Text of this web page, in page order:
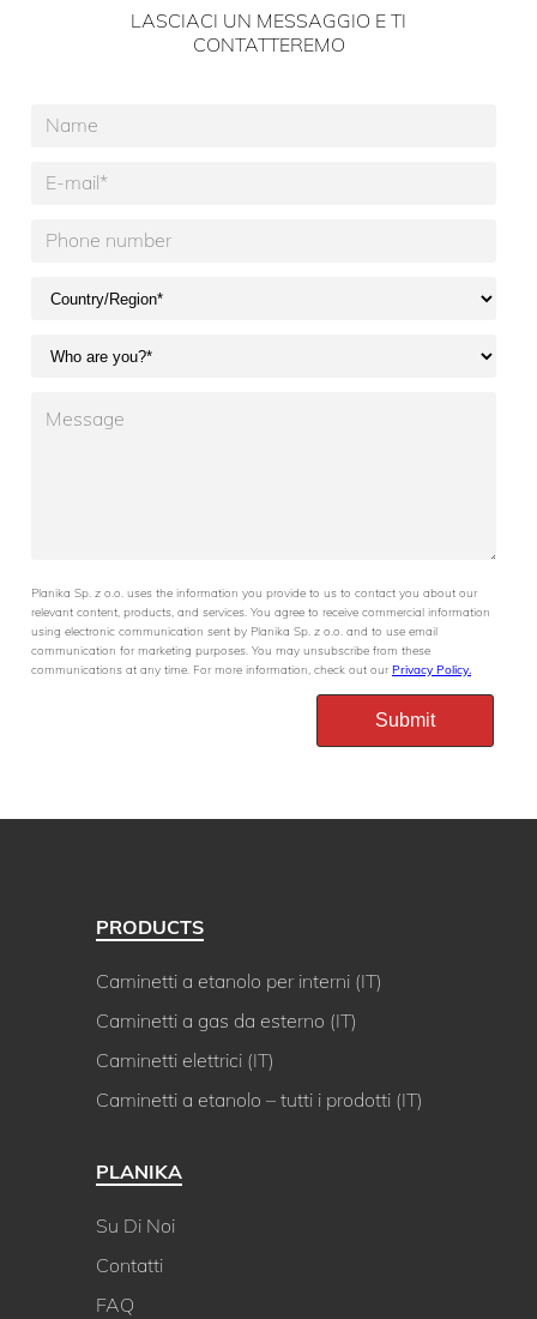
LASCIACI UN MESSAGGIO E TI
CONTATTEREMO
Planika Sp. z o.o. uses the information you provide to us to contact you about our
relevant content, products, and services. You agree to receive commercial information
using electronic communication sent by Planika Sp. z o.o. and to use email
communication for marketing purposes. You may unsubscribe from these
communications at any time. For more information, check out our Privacy Policy.
PRODUCTS
Caminetti a etanolo per interni (IT)
Caminetti a gas da esterno (IT)
Caminetti elettrici (IT)
Caminetti a etanolo – tutti i prodotti (IT)
PLANIKA
Su Di Noi
Contatti
FAQ